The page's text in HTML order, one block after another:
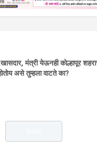
मंत्री येऊनही काेल्हापूर
असे तुम्हला वाटते का?